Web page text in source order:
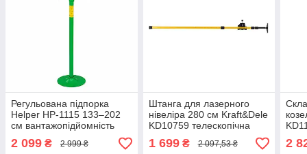
Регульована підпорка
Helper HP-1115 133–202
см вантажопідйомність
750 кг стійка опорна з
гвинтовим механізмом
2 099 ₴ 2 999 ₴
Штанга для лазерного
нівеліра 280 см Kraft&Dele
KD10759 телескопічна
штанга для лазерного
рівня
1 699₴ 2 097,53 ₴ 2